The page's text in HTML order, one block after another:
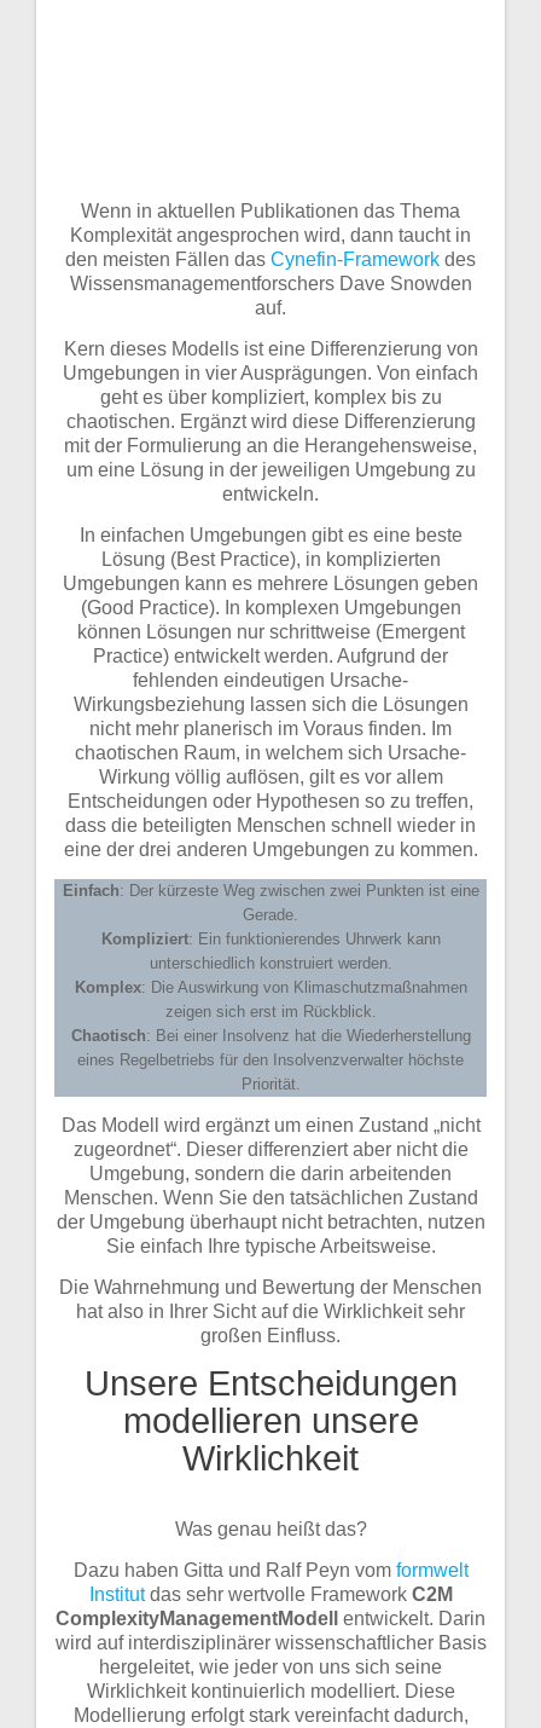
Wenn in aktuellen Publikationen das Thema
Komplexität angesprochen wird, dann taucht in
den meisten Fällen das Cynefin-Framework des
Wissensmanagementforschers Dave Snowden
auf.
Kern dieses Modells ist eine Differenzierung von
Umgebungen in vier Ausprägungen. Von einfach
geht es über kompliziert, komplex bis zu
chaotischen. Ergänzt wird diese Differenzierung
mit der Formulierung an die Herangehensweise,
um eine Lösung in der jeweiligen Umgebung zu
entwickeln.
In einfachen Umgebungen gibt es eine beste
Lösung (Best Practice), in komplizierten
Umgebungen kann es mehrere Lösungen geben
(Good Practice). In komplexen Umgebungen
können Lösungen nur schrittweise (Emergent
Practice) entwickelt werden. Aufgrund der
fehlenden eindeutigen Ursache-
Wirkungsbeziehung lassen sich die Lösungen
nicht mehr planerisch im Voraus finden. Im
chaotischen Raum, in welchem sich Ursache-
Wirkung völlig auflösen, gilt es vor allem
Entscheidungen oder Hypothesen so zu treffen,
dass die beteiligten Menschen schnell wieder in
eine der drei anderen Umgebungen zu kommen.
Einfach: Der kürzeste Weg zwischen zwei Punkten ist eine
Gerade.
Kompliziert: Ein funktionierendes Uhrwerk kann
unterschiedlich konstruiert werden.
Komplex: Die Auswirkung von Klimaschutzmaßnahmen
zeigen sich erst im Rückblick.
Chaotisch: Bei einer Insolvenz hat die Wiederherstellung
eines Regelbetriebs für den Insolvenzverwalter höchste
Priorität.
Das Modell wird ergänzt um einen Zustand „nicht
zugeordnet“. Dieser differenziert aber nicht die
Umgebung, sondern die darin arbeitenden
Menschen. Wenn Sie den tatsächlichen Zustand
der Umgebung überhaupt nicht betrachten, nutzen
Sie einfach Ihre typische Arbeitsweise.
Die Wahrnehmung und Bewertung der Menschen
hat also in Ihrer Sicht auf die Wirklichkeit sehr
großen Einfluss.
Unsere Entscheidungen
modellieren unsere
Wirklichkeit
Was genau heißt das?
Dazu haben Gitta und Ralf Peyn vom formwelt
Institutdas sehr wertvolle Framework C2M
ComplexityManagementModell
entwickelt. Darin
wird auf interdisziplinärer wissenschaftlicher Basis
hergeleitet, wie jeder von uns sich seine
Wirklichkeit kontinuierlich modelliert. Diese
Modellierung erfolgt stark vereinfacht dadurch,